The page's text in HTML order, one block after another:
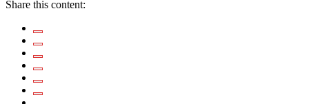
Share this content: